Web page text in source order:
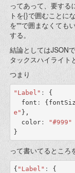
ってあって、要する
トを{}で囲むことに
を""で囲まなくても
する。
結論としてはJSON
タックスハイライト
つまり
"Label" :
{
font : {
e" },
color:
"#999"
}
って書いてるところ
{ "Label" :
{